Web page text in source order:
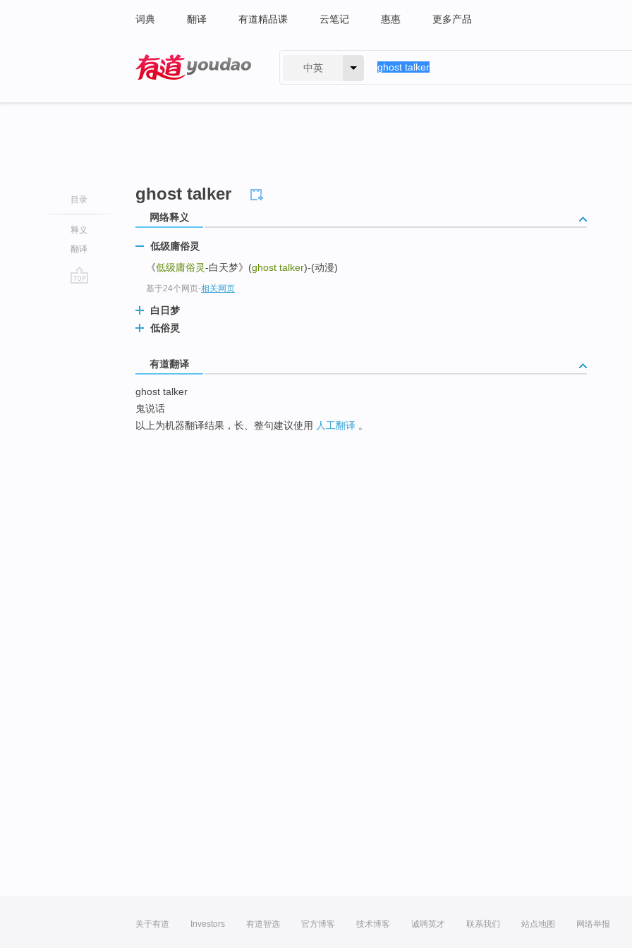
词典 翻译 有道精品课 云笔记 惠惠 更多产品
中英
目录
释义
翻译
ghost talker
网络释义
低级庸俗灵
《低级庸俗灵-白天梦》(ghost talker)-(动漫)
基于24个网页-相关网页
白日梦
低俗灵
有道翻译
ghost talker
鬼说话
以上为机器翻译结果，长、整句建议使用 人工翻译 。
关于有道 Investors 有道智选 官方博客 技术博客 诚聘英才 联系我们 站点地图 网络举报